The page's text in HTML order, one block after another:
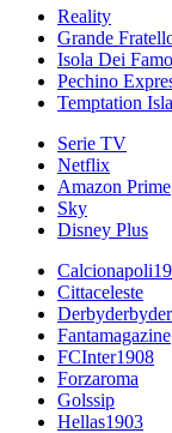
Reality
Grande
Isola Dei
Pechino
Temptation
Serie TV
Netflix
Amazon Prime
Sky
Disney Plus
Cittaceleste
Fantamagazine
FCInter1908
Forzaroma
Golssip
Hellas1903